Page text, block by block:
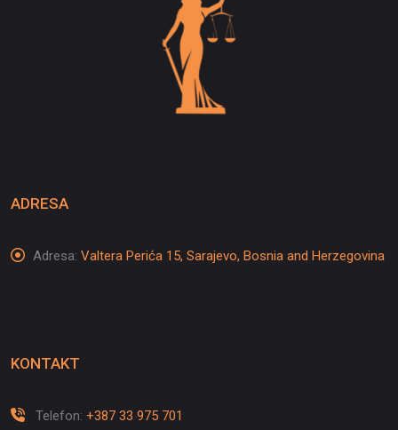
ADRESA
Adresa: Valtera Perića 15, Sarajevo, Bosnia and Herzegovina
KONTAKT
Telefon: +387 33 975 701